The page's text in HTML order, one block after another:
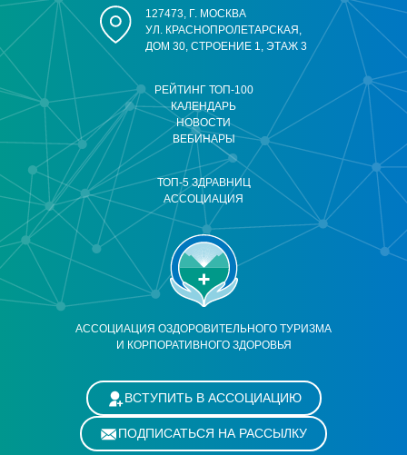
АССОЦИАЦИЯ ОЗДОРОВИТЕЛЬНОГО ТУРИЗМА
И КОРПОРАТИВНОГО ЗДОРОВЬЯ
РЕЙТИНГ ТОП-100
КАЛЕНДАРЬ
НОВОСТИ
ВЕБИНАРЫ
ТОП-5 ЗДРАВНИЦ
АССОЦИАЦИЯ
127473, Г. МОСКВА
УЛ. КРАСНОПРОЛЕТАРСКАЯ,
ДОМ 30, СТРОЕНИЕ 1, ЭТАЖ 3
ВСТУПИТЬ В АССОЦИАЦИЮ
ПОДПИСАТЬСЯ НА РАССЫЛКУ